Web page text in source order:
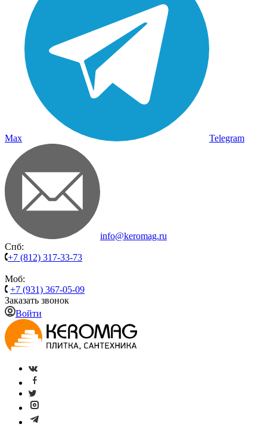
Max Telegram
info@keromag.ru
Спб:
+7 (812) 317-33-73
Моб:
+7 (931) 367-05-09
Заказать звонок
Войти